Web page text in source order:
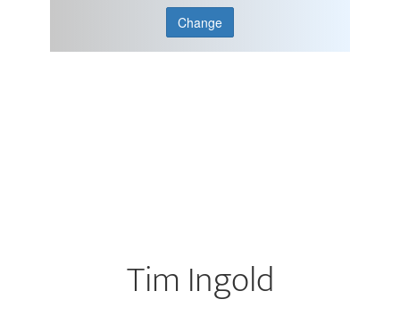
Change
Tim Ingold